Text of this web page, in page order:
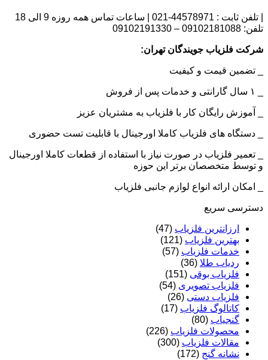
| تلفن ثابت : 44578971-021 | ساعات تماس همه روزه 9 الی 18
تلفن: 09102181088 – 09102191330
شرکت فلزیاب جویندگان تهران:
_ تضمین قیمت و کیفیت
_ آموزش رایگان کار با فلزیاب به مشتریان عزیز
_ دستگاه های فلزیاب کاملا اورجینال با قابلیت تست حضوری
_ تعمیر فلزیاب در صورت نیاز با استفاده از قطعات کاملا اورجینال
و توسط متخصصان برتر این حوزه
_ امکان ارائه انواع لوازم جانبی فلزیاب
دسترسی سریع
ارزانترین فلزیاب (47)
بهترین فلزیاب (121)
خدمات فلزیاب (57)
ردیاب طلا (36)
فلزیاب بوقی (151)
فلزیاب تصویری (54)
فلزیاب دستی (26)
کاتالوگ فلزیاب (17)
گنجیاب (80)
محصولات فلزیاب (226)
مقالات فلزیاب (300)
نشانه گنج (172)